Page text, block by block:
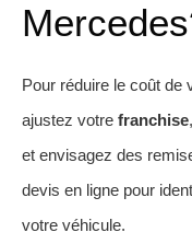
Pour réduire le coût de
ajustez votre franchise
et envisagez des
devis en ligne pour
votre véhicule.